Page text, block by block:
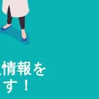
報を
！